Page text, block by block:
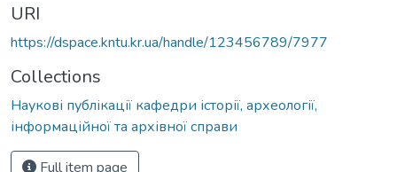
URI
https://dspace.kntu.kr.ua/handle/123456789/7977
Collections
Наукові публікації кафедри історії, археології,
інформаційної та архівної справи
Full item page